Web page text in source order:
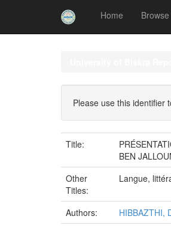
Home Browse
Please use this identifier
Title:
BEN
Other
Titles:
Langue,
Authors:
HIBBAZTHI,